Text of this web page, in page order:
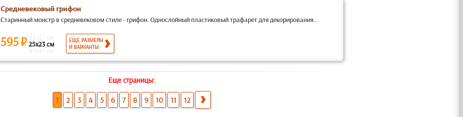
Средневековый грифон
Старинный монстр в средневековом стиле - грифон. Однослойный пластиковый трафарет для декорирования...
595 ₽25x23 см
ЕЩЕ РАЗМЕРЫ
И ВАРИАНТЫ
Еще страницы:
1 2 3 4 5 6 7 8 9 10 11 12